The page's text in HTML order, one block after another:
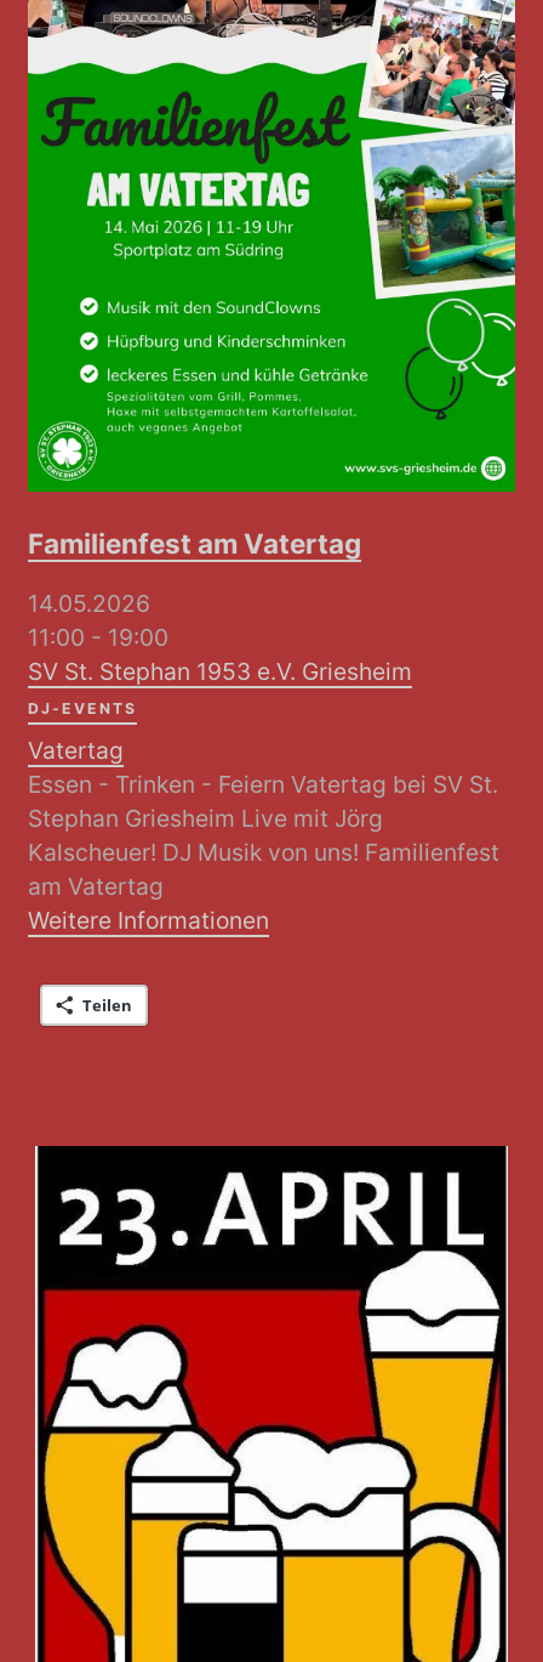
Familienfest am Vatertag
14.05.2026
11:00 - 19:00
SV St. Stephan 1953 e.V. Griesheim
DJ-EVENTS
Vatertag
Essen - Trinken - Feiern Vatertag bei SV St.
Stephan Griesheim Live mit Jörg
Kalscheuer! DJ Musik von uns! Familienfest
am Vatertag
Weitere Informationen
Teilen